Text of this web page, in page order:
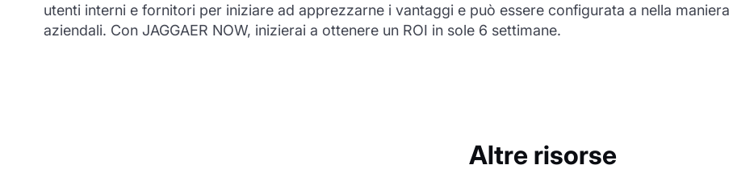
utenti interni e fornitori per iniziare ad apprezzarne i vantaggi e può essere configurata a nella
aziendali. Con JAGGAER NOW, inizierai a ottenere un ROI in sole 6 settimane.
Altre risorse